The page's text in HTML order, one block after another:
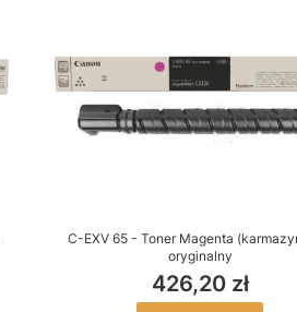
C-EXV 65 - Toner Magenta
oryginalny
426,20 zł